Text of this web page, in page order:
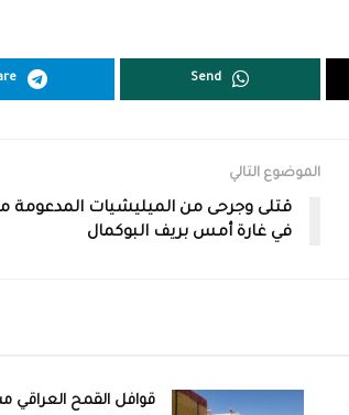
Send
الموضوع التالي
قتلى وجرحى من الميليشيات المدعومة
في غارة أمس بريف البوكمال
قوافل القمح العراقي